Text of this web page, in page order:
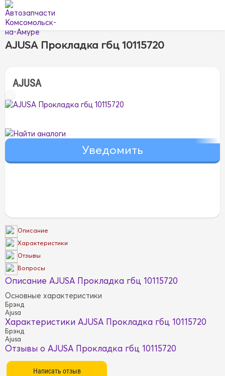
AJUSA Прокладка гбц 10115720
AJUSA
Найти аналоги
Описание
Характеристики
Отзывы
Вопросы
Описание AJUSA Прокладка гбц 10115720
Основные характеристики
Брэнд
Ajusa
Характеристики AJUSA Прокладка гбц 10115720
Брэнд
Ajusa
Отзывы о AJUSA Прокладка гбц 10115720